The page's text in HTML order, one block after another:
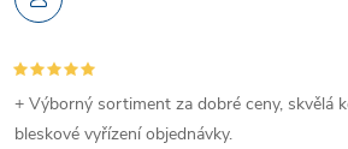
+ Výborný sortiment za dobré ceny, skvělá
bleskové vyřízení objednávky.